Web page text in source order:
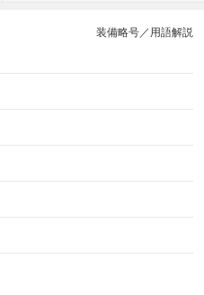
装備略号／用語解説